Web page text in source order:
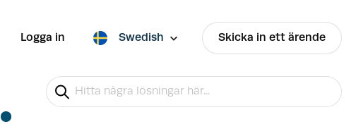
Logga in Swedish Skicka in ett ärende